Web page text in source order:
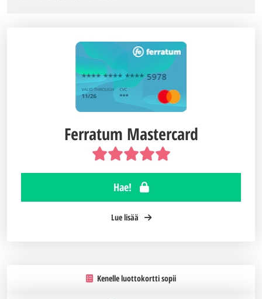
Ferratum Mastercard
Hae!
Lue lisää
Kenelle luottokortti sopii